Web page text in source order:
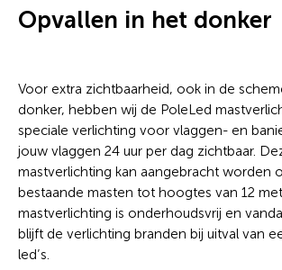
Opvallen in het donker
Voor extra zichtbaarheid, ook in de
donker, hebben wij de PoleLed
speciale verlichting voor vlaggen- en
jouw vlaggen 24 uur per dag zichtbaar.
mastverlichting kan aangebracht worden
bestaande masten tot hoogtes van 12
mastverlichting is onderhoudsvrij en
blijft de verlichting branden bij uitval van
led’s.